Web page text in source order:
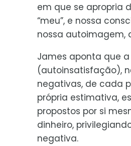
em que se apropria
“meu”, e nossa
nossa autoimagem,
James aponta que
(autoinsatisfação),
negativas, de cada
própria estimativa,
propostos por si
dinheiro,
negativa.